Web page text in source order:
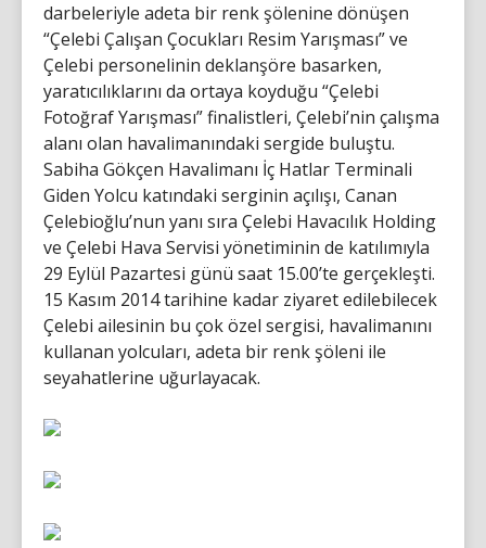
darbeleriyle adeta bir renk şölenine dönüşen
“Çelebi Çalışan Çocukları Resim Yarışması” ve
Çelebi personelinin deklanşöre basarken,
yaratıcılıklarını da ortaya koyduğu “Çelebi
Fotoğraf Yarışması” finalistleri, Çelebi’nin çalışma
alanı olan havalimanındaki sergide buluştu.
Sabiha Gökçen Havalimanı İç Hatlar Terminali
Giden Yolcu katındaki serginin açılışı, Canan
Çelebioğlu’nun yanı sıra Çelebi Havacılık Holding
ve Çelebi Hava Servisi yönetiminin de katılımıyla
29 Eylül Pazartesi günü saat 15.00’te gerçekleşti.
15 Kasım 2014 tarihine kadar ziyaret edilebilecek
Çelebi ailesinin bu çok özel sergisi, havalimanını
kullanan yolcuları, adeta bir renk şöleni ile
seyahatlerine uğurlayacak.